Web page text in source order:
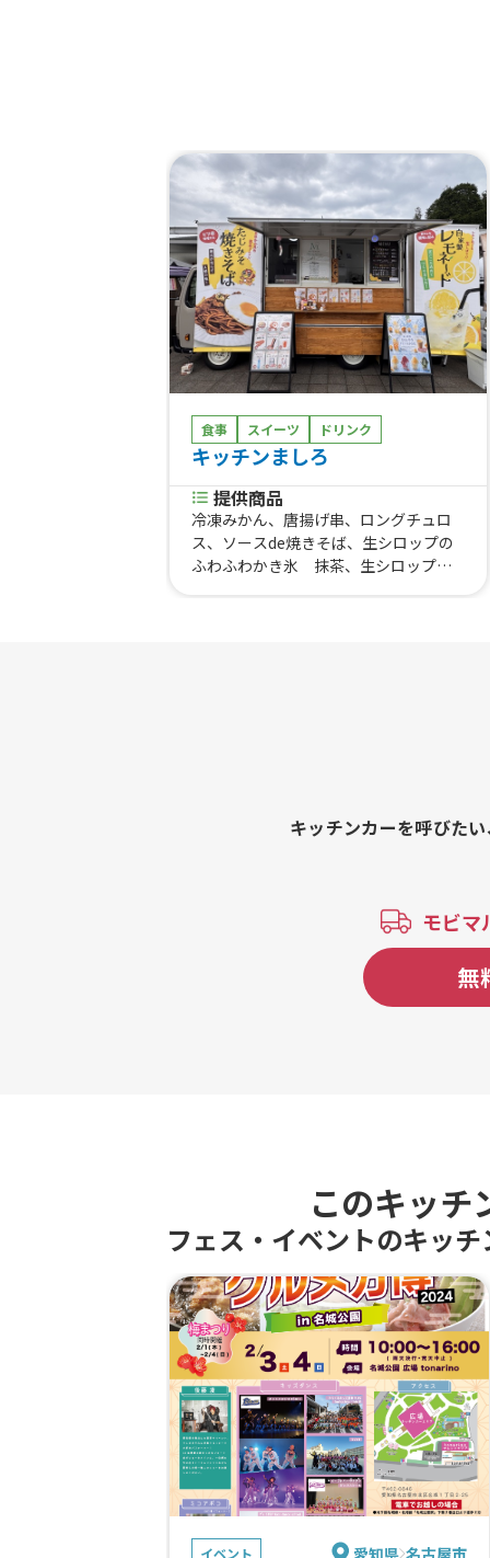
食事 スイーツ ドリンク
キッチンましろ
提供商品
冷凍みかん、唐揚げ串、ロングチュロ
ス、ソースde焼きそば、生シロップの
ふわふわかき氷 抹茶、生シロップの
キッチンカーを呼びた
モビマ
無
このキッチ
フェス・イベントのキッ
イベント 愛知県 名古屋市